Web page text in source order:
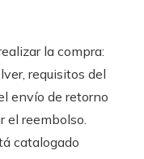
la compra:
requisitos del
envío de retorno
el reembolso.
catalogado